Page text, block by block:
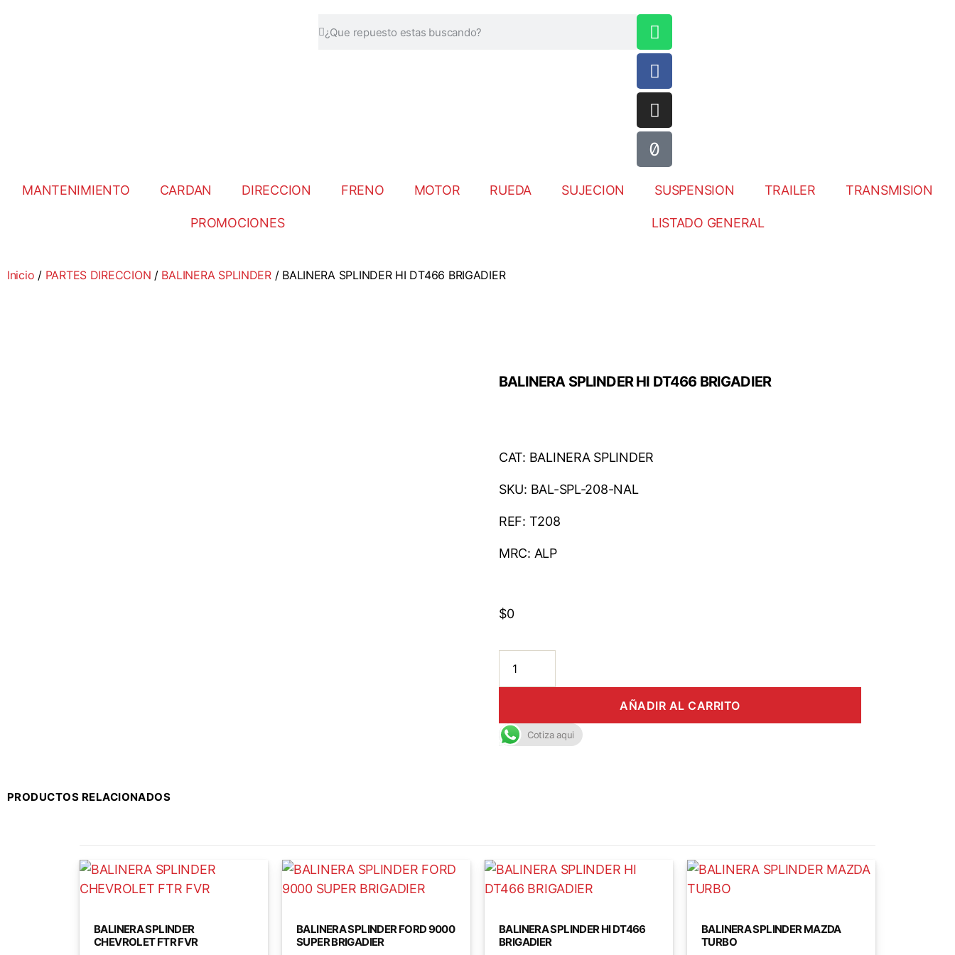
MANTENIMIENTO CARDAN DIRECCION FRENO MOTOR RUEDA SUJECION SUSPENSION TRAILER TRANSMISION
PROMOCIONES LISTADO GENERAL
Inicio / PARTES DIRECCION / BALINERA SPLINDER/ BALINERA SPLINDER HI DT466 BRIGADIER
BALINERA SPLINDER HI DT466 BRIGADIER
CAT: BALINERA SPLINDER
SKU: BAL-SPL-208-NAL
REF: T208
MRC: ALP
$0
AÑADIR AL CARRITO
Cotiza aqui
PRODUCTOS RELACIONADOS
BALINERA SPLINDER
CHEVROLET FTR FVR
BALINERA SPLINDER FORD 9000
SUPER BRIGADIER
BALINERA SPLINDER HI DT466
BRIGADIER
BALINERA SPLINDER MAZDA
TURBO